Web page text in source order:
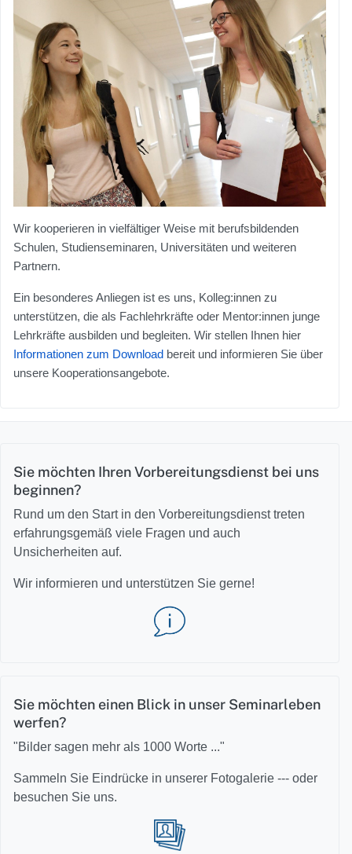
Wir kooperieren in vielfältiger Weise mit berufsbildenden
Schulen, Studienseminaren, Universitäten und weiteren
Partnern.
Ein besonderes Anliegen ist es uns, Kolleg:innen zu
unterstützen, die als Fachlehrkräfte oder Mentor:innen junge
Lehrkräfte ausbilden und begleiten. Wir stellen Ihnen hier
Informationen zum Download bereit und informieren Sie über
unsere Kooperationsangebote.
Sie möchten Ihren Vorbereitungsdienst bei uns
beginnen?
Rund um den Start in den Vorbereitungsdienst treten
erfahrungsgemäß viele Fragen und auch
Unsicherheiten auf.
Wir informieren und unterstützen Sie gerne!
Sie möchten einen Blick in unser Seminarleben
werfen?
"Bilder sagen mehr als 1000 Worte ..."
Sammeln Sie Eindrücke in unserer Fotogalerie --- oder
besuchen Sie uns.